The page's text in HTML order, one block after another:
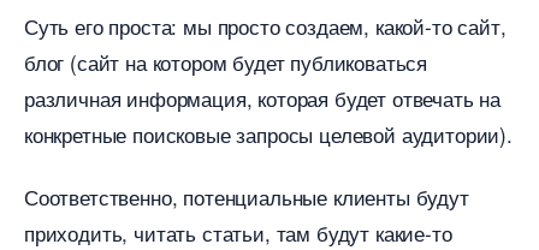
Суть его проста: мы просто создаем, какой-то сайт,
лог (сайт на котором будет публиковаться
различная информация, которая будет отвечать на
конкретные поисковые запросы целевой аудитории).
Соответственно, потенциальные клиенты будут
приходить, читать статьи, там будут какие-то